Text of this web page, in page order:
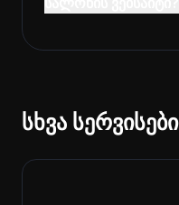
სხვა სერვისები